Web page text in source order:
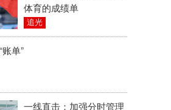
体育的成绩单
追光
单”
一线直击：加强分时管理